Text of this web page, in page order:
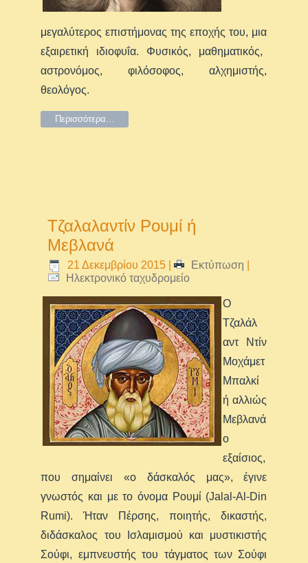
μεγαλύτερος επιστήμονας της εποχής του, μια
εξαιρετική ιδιοφυΐα. Φυσικός, μαθηματικός,
αστρονόμος, φιλόσοφος, αλχημιστής,
θεολόγος.
Περισσότερα...
Τζαλαλαντίν Ρουμί ή
Μεβλανά
21 Δεκεμβρίου 2015 | Εκτύπωση
Ηλεκτρονικό ταχυδρομείο
O
Τζαλάλ
αντ Ντίν
Μοχάμετ
Μπαλκί
ή αλλιώς
Μεβλανά
ο
εξαίσιος,
που σημαίνει «ο δάσκαλός μας», έγινε
γνωστός και με το όνομα Ρουμί (Jalal-Al-Din
Rumi). Ήταν Πέρσης, ποιητής, δικαστής,
διδάσκαλος του Ισλαμισμού και μυστικιστής
Σούφι, εμπνευστής του τάγματος των Σούφι